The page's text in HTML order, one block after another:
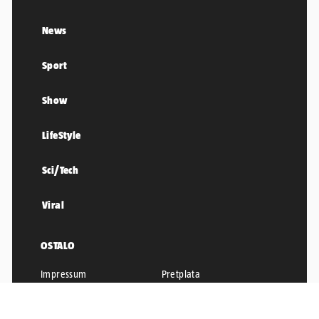
News
Sport
Show
LifeStyle
Sci/Tech
Viral
OSTALO
Impressum
Pretplata